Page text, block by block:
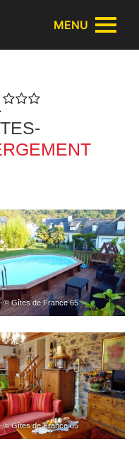
MENU
© Gîtes de France 65
© Gîtes de France 65